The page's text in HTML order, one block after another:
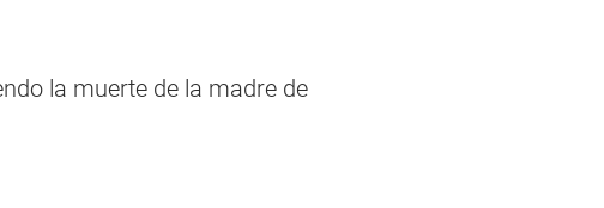
la muerte de la madre de